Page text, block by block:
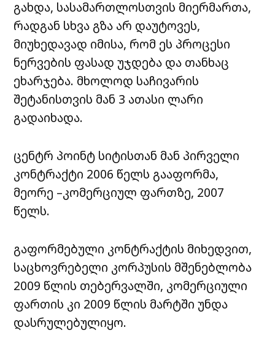
გახდა, სასამართლოსთვის მიერმართა,
რადგან სხვა გზა არ დაუტოვეს,
მიუხედავად იმისა, რომ ეს პროცესი
ნერვების ფასად უჯდება და თანხაც
ეხარჯება. მხოლოდ საჩივარის
შეტანისთვის მან 3 ათასი ლარი
გადაიხადა.
ცენტრ პოინტ სიტისთან მან პირველი
კონტრაქტი 2006 წელს გააფორმა,
მეორე –კომერციულ ფართზე, 2007
წელს.
გაფორმებული კონტრაქტის მიხედვით,
საცხოვრებელი კორპუსის მშენებლობა
2009 წლის თებერვალში, კომერციული
ფართის კი 2009 წლის მარტში უნდა
დასრულებულიყო.